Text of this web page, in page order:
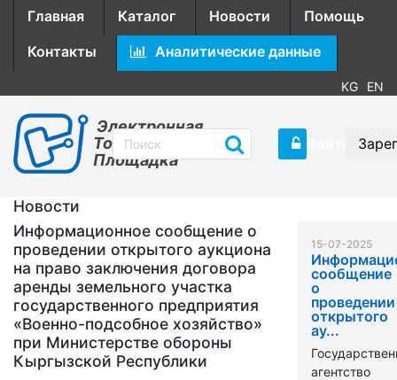
Главная Каталог Новости
Помощь
Контакты
Аналитические данные
KG EN
Электронная
Торговая
Площадка
Новости
Информационное сообщение о
проведении открытого аукциона
на право заключения договора
аренды земельного участка
государственного предприятия
«Военно-подсобное хозяйство»
при Министерстве обороны
Кыргызской Республики
15-07-2025
сообщение
о
проведении
открытого
ау...
агентство